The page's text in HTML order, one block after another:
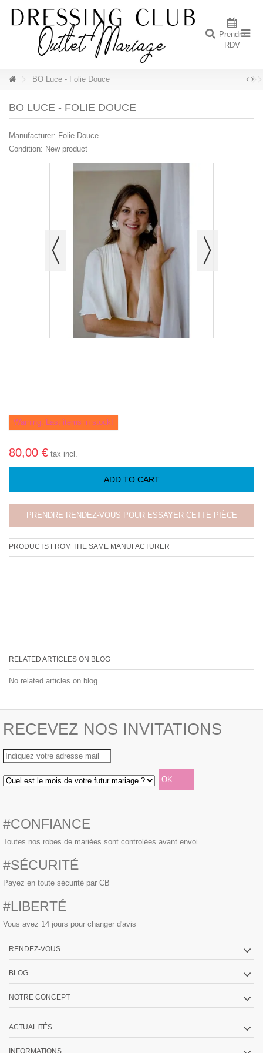
Prendre
RDV
BO Luce - Folie Douce
BO LUCE - FOLIE DOUCE
Manufacturer: Folie Douce
Condition: New product
Warning: Last items in stock!
80,00 € tax incl.
ADD TO CART
PRENDRE RENDEZ-VOUS POUR ESSAYER CETTE PIÈCE
PRODUCTS FROM THE SAME MANUFACTURER
RELATED ARTICLES ON BLOG
No related articles on blog
RECEVEZ NOS INVITATIONS
#CONFIANCE
Toutes nos robes de mariées sont controlées avant envoi
#SÉCURITÉ
Payez en toute sécurité par CB
#LIBERTÉ
Vous avez 14 jours pour changer d'avis
RENDEZ-VOUS
BLOG
NOTRE CONCEPT
ACTUALITÉS
INFORMATIONS